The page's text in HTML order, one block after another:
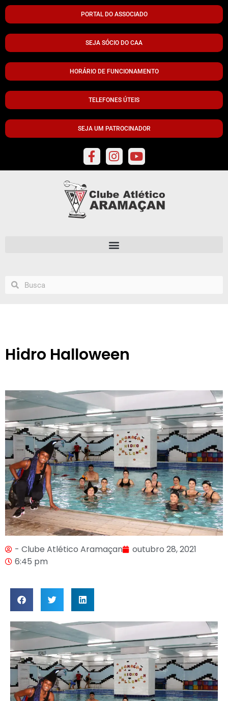
PORTAL DO ASSOCIADO
SEJA SÓCIO DO CAA
HORÁRIO DE FUNCIONAMENTO
TELEFONES ÚTEIS
SEJA UM PATROCINADOR
Hidro Halloween
- Clube Atlético Aramaçan
outubro 28, 2021
6:45 pm